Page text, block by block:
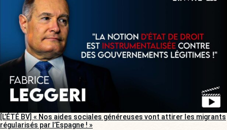
[L’ÉTÉ BV] « Nos aides sociales généreuses vont attirer les migrants
régularisés par l’Espagne ! »